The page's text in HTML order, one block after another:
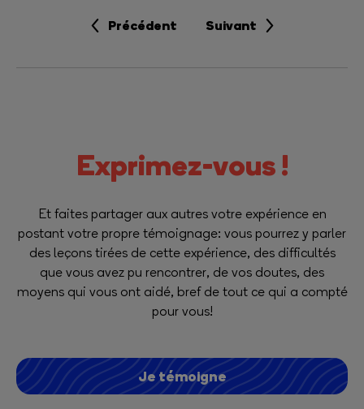
Précédent Suivant
Exprimez-vous !
Et faites partager aux autres votre expérience en
postant votre propre témoignage: vous pourrez y parler
des leçons tirées de cette expérience, des difficultés
que vous avez pu rencontrer, de vos doutes, des
moyens qui vous ont aidé, bref de tout ce qui a compté
pour vous!
Je témoigne